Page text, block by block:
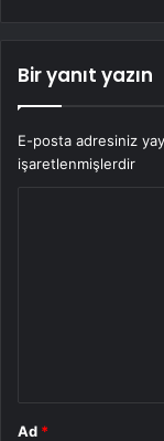
Bir yanıt yazın
E-posta adresiniz
işaretlenmişlerdir
Ad *